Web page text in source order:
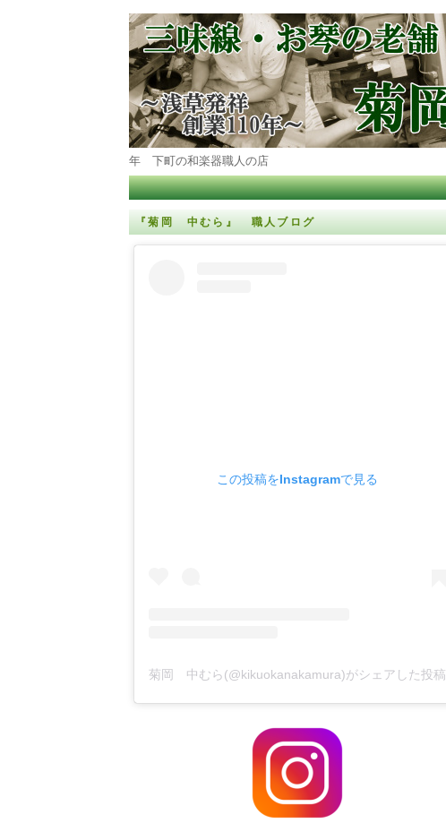
年 下町の和楽器職人の店
『菊岡 中むら』 職人ブログ
この投稿をInstagramで見る
菊岡 中むら(@kikuokanakamura)がシェアした投稿